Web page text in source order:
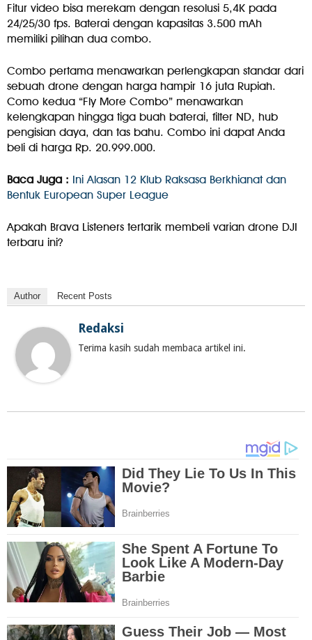
Fitur video bisa merekam dengan resolusi 5,4K pada
24/25/30 fps. Baterai dengan kapasitas 3.500 mAh
memiliki pilihan dua combo.
Combo pertama menawarkan perlengkapan standar dari
sebuah drone dengan harga hampir 16 juta Rupiah.
Como kedua “Fly More Combo” menawarkan
kelengkapan hingga tiga buah baterai, filter ND, hub
pengisian daya, dan tas bahu. Combo ini dapat Anda
beli di harga Rp. 20.999.000.
Baca Juga : Ini Alasan 12 Klub Raksasa Berkhianat dan
Bentuk European Super League
Apakah Brava Listeners tertarik membeli varian drone DJI
terbaru ini?
Author Recent Posts
Redaksi
Terima kasih sudah membaca artikel ini.